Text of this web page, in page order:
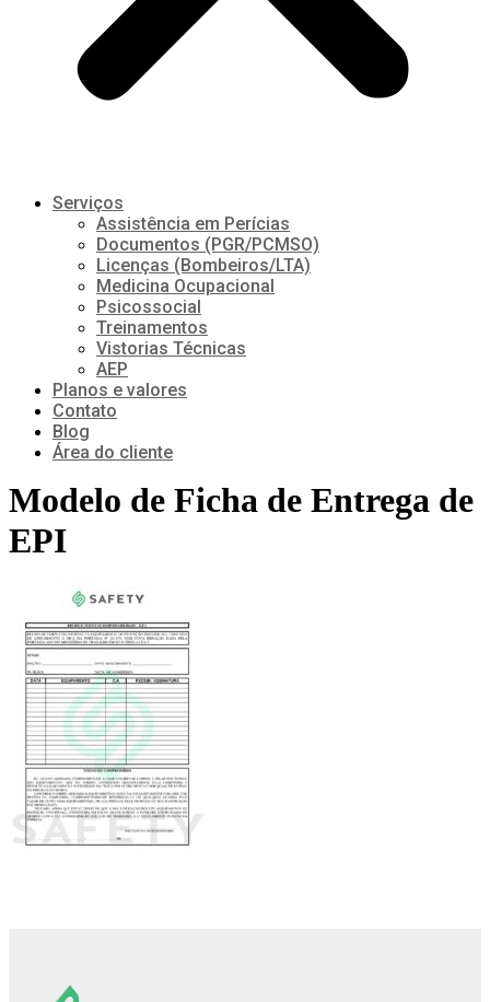
Serviços
Assistência em Perícias
Documentos (PGR/PCMSO)
Licenças (Bombeiros/LTA)
Medicina Ocupacional
Psicossocial
Treinamentos
Vistorias Técnicas
AEP
Planos e valores
Contato
Blog
Área do cliente
Modelo de Ficha de Entrega de
EPI